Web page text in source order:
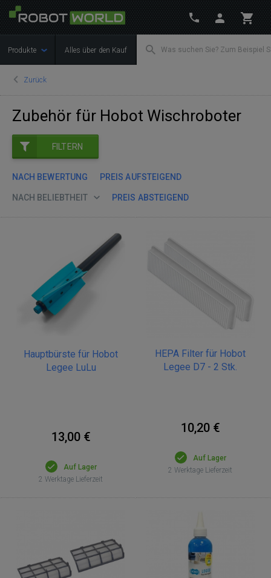
Produkte Alles über den Kauf
Zurück
Zubehör für Hobot Wischroboter
FILTERN
NACH BEWERTUNG PREIS AUFSTEIGEND
NACH BELIEBTHEIT PREIS ABSTEIGEND
Hauptbürste für Hobot
Legee LuLu
13,00 €
Auf Lager
2 Werktage Lieferzeit
HEPA Filter für Hobot
Legee D7 - 2 Stk.
10,20 €
Auf Lager
2 Werktage Lieferzeit